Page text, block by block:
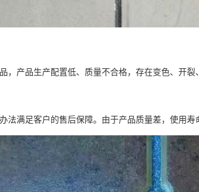
产品生产配置低、质量不合格，存在变色、开裂
满足客户的售后保障。由于产品质量差，使用寿